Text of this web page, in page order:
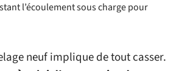
l’écoulement sous charge pour
neuf implique de tout casser.